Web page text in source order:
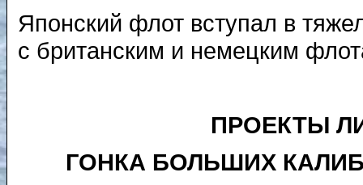
Японский флот вступал в
с британским и немецким
ПРОЕКТЫ
ГОНКА БОЛЬШИХ